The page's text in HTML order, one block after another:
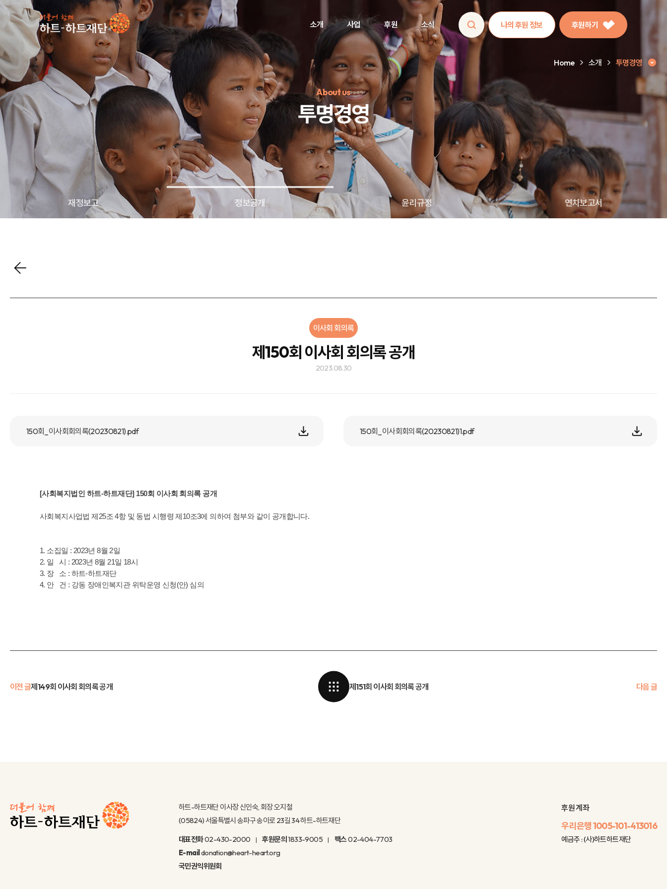
소개 사업 후원 소식 나의 후원 정보 후원하기
인기 키워드 #정기후원#하트플레이스#캠페인#팬덤후원
Home 소개 투명경영
About us
투명경영
투명경영 재정보고 정보공개 윤리규정 연차보고서
이사회 회의록
제150회 이사회 회의록 공개
2023.08.30
150회_이사회회의록(20230821).pdf 150회_이사회회의록(20230821)1.pdf
[사회복지법인 하트-하트재단] 150회 이사회 회의록 공개
사회복지사업법 제25조 4항 및 동법 시행령 제10조3에 의하여 첨부와 같이 공개합니다.
1. 소집일 : 2023년 8월 2일
2. 일 시 : 2023년 8월 21일 18시
3. 장 소 : 하트-하트재단
4. 안 건 : 강동 장애인복지관 위탁운영 신청(안) 심의
이전 글제149회 이사회 회의록 공개 제151회 이사회 회의록 공개 다음 글
하트-하트재단 이사장 신인숙, 회장 오지철
(05824) 서울특별시 송파구 송이로 23길 34 하트-하트재단
대표전화02-430-2000 후원문의1833-9005 팩스02-404-7703
E-maildonation@heart-heart.org
국민권익위원회
후원 계좌
우리은행1005-101-413016
예금주 : (사)하트하트재단